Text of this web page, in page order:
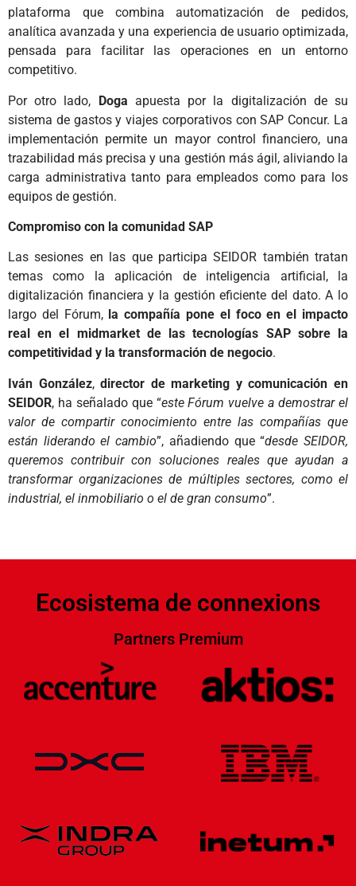
plataforma que combina automatización de pedidos,
analítica avanzada y una experiencia de usuario optimizada,
pensada para facilitar las operaciones en un entorno
competitivo.
Por otro lado, Doga apuesta por la digitalización de su
sistema de gastos y viajes corporativos con SAP Concur. La
implementación permite un mayor control financiero, una
trazabilidad más precisa y una gestión más ágil, aliviando la
carga administrativa tanto para empleados como para los
equipos de gestión.
Compromiso con la comunidad SAP
Las sesiones en las que participa SEIDOR también tratan
temas como la aplicación de inteligencia artificial, la
digitalización financiera y la gestión eficiente del dato. A lo
largo del Fórum, la compañía pone el foco en el impacto
real en el midmarket de las tecnologías SAP sobre la
competitividad y la transformación de negocio.
Iván González,director de marketing y comunicación en
SEIDOR, ha señalado que “este Fórum vuelve a demostrar el
valor de compartir conocimiento entre las compañías que
están liderando el cambio”, añadiendo que “desde SEIDOR,
queremos contribuir con soluciones reales que ayudan a
transformar organizaciones de múltiples sectores, como el
industrial, el inmobiliario o el de gran consumo”.
Ecosistema de connexions
Partners Premium